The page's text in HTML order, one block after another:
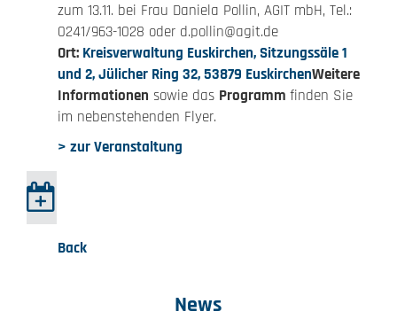
zum 13.11. bei Frau Daniela Pollin, AGIT mbH, Tel.:
0241/963-1028 oder d.pollin@agit.de
Ort: Kreisverwaltung Euskirchen, Sitzungssäle 1
und 2, Jülicher Ring 32, 53879 EuskirchenWeitere
Informationen sowie das Programm finden Sie
im nebenstehenden Flyer.
> zur Veranstaltung
Back
News